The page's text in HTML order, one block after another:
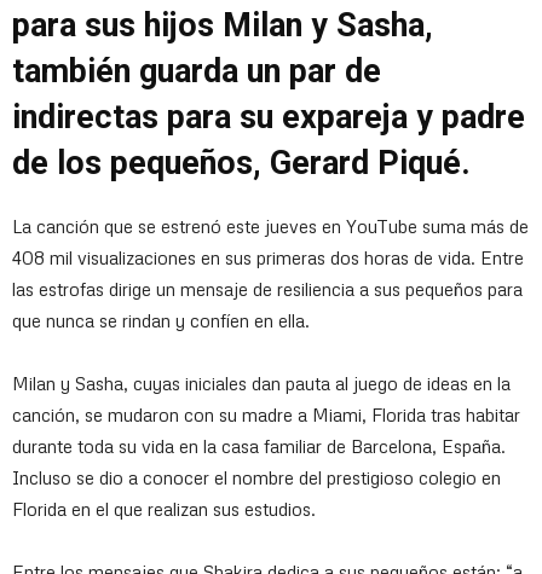
para sus hijos Milan y Sasha,
también guarda un par de
indirectas para su expareja y padre
de los pequeños, Gerard Piqué.
La canción que se estrenó este jueves en YouTube suma más de
408 mil visualizaciones en sus primeras dos horas de vida. Entre
las estrofas dirige un mensaje de resiliencia a sus pequeños para
que nunca se rindan y confíen en ella.
Milan y Sasha, cuyas iniciales dan pauta al juego de ideas en la
canción, se mudaron con su madre a Miami, Florida tras habitar
durante toda su vida en la casa familiar de Barcelona, España.
Incluso se dio a conocer el nombre del prestigioso colegio en
Florida en el que realizan sus estudios.